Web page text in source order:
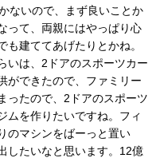
ないので、まず良いことか
って、両親にはやっぱり心
建ててあげたりとかね。
いは、2ドアのスポーツカー
ができたので、ファミリー
ったので、2ドアのスポーツ
ムを作りたいですね。フィ
のマシンをばーっと置い
したいなと思います。12億